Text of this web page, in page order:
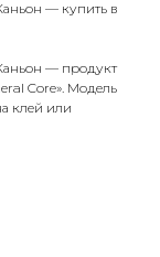
— купить в
— продукт
Core». Модель
клей или